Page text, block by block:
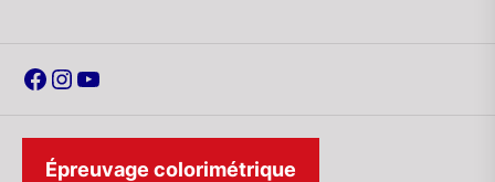
Facebook
Instagram
YouTube
Épreuvage colorimétrique